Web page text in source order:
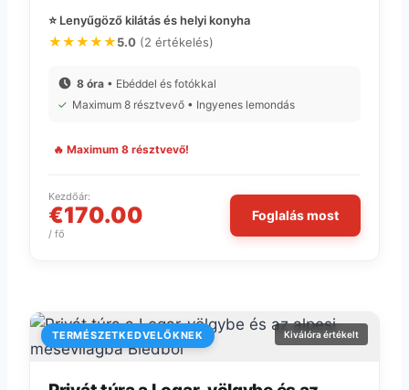
⭐ Lenyűgöző kilátás és helyi konyha
★★★★★5.0 (2 értékelés)
8 óra • Ebéddel és fotókkal
✓ Maximum 8 résztvevő • Ingyenes lemondás
🔥 Maximum 8 résztvevő!
Kezdőár:
€170.00
/ fő
Foglalás most
TERMÉSZETKEDVELŐKNEK Kiválóra értékelt